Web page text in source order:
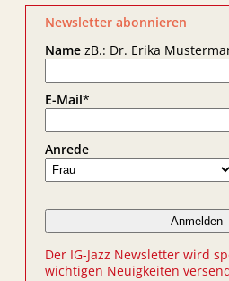
Newsletter abonnieren
NamezB.: Dr. Erika
E-Mail*
Anrede
Der IG-Jazz Newsletter wird
wichtigen Neuigkeiten